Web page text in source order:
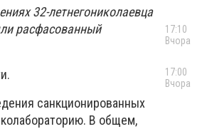
32-летнегониколаевца
расфасованный
санкционированных
В общем,
17:10
Вчора
17:00
Вчора